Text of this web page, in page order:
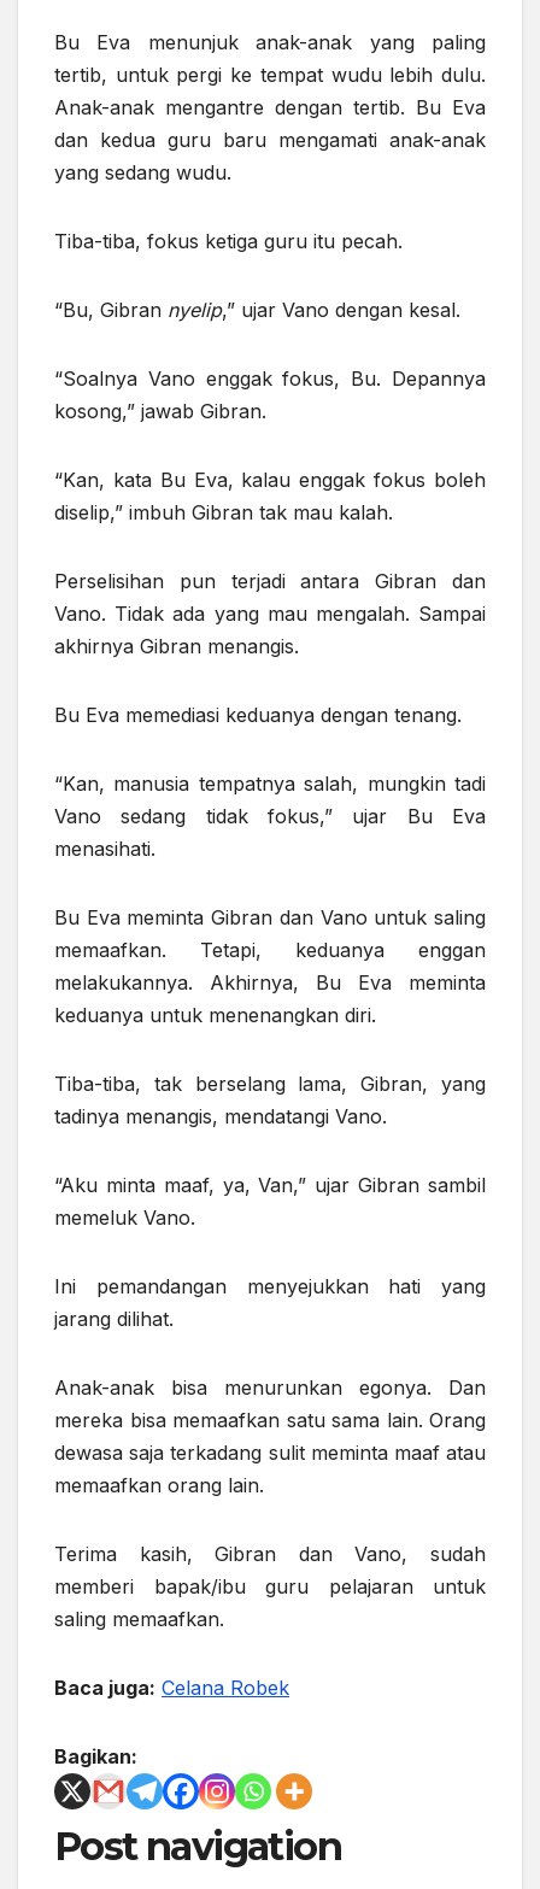
Bu Eva menunjuk anak-anak yang paling
tertib, untuk pergi ke tempat wudu lebih dulu.
Anak-anak mengantre dengan tertib. Bu Eva
dan kedua guru baru mengamati anak-anak
yang sedang wudu.
Tiba-tiba, fokus ketiga guru itu pecah.
“Bu, Gibran nyelip,” ujar Vano dengan kesal.
“Soalnya Vano enggak fokus, Bu. Depannya
kosong,” jawab Gibran.
“Kan, kata Bu Eva, kalau enggak fokus boleh
diselip,” imbuh Gibran tak mau kalah.
Perselisihan pun terjadi antara Gibran dan
Vano. Tidak ada yang mau mengalah. Sampai
akhirnya Gibran menangis.
Bu Eva memediasi keduanya dengan tenang.
“Kan, manusia tempatnya salah, mungkin tadi
Vano sedang tidak fokus,” ujar Bu Eva
menasihati.
Bu Eva meminta Gibran dan Vano untuk saling
memaafkan. Tetapi, keduanya enggan
melakukannya. Akhirnya, Bu Eva meminta
keduanya untuk menenangkan diri.
Tiba-tiba, tak berselang lama, Gibran, yang
tadinya menangis, mendatangi Vano.
“Aku minta maaf, ya, Van,” ujar Gibran sambil
memeluk Vano.
Ini pemandangan menyejukkan hati yang
jarang dilihat.
Anak-anak bisa menurunkan egonya. Dan
mereka bisa memaafkan satu sama lain. Orang
dewasa saja terkadang sulit meminta maaf atau
memaafkan orang lain.
Terima kasih, Gibran dan Vano, sudah
memberi bapak/ibu guru pelajaran untuk
saling memaafkan.
Baca juga: Celana Robek
Bagikan:
Post navigation